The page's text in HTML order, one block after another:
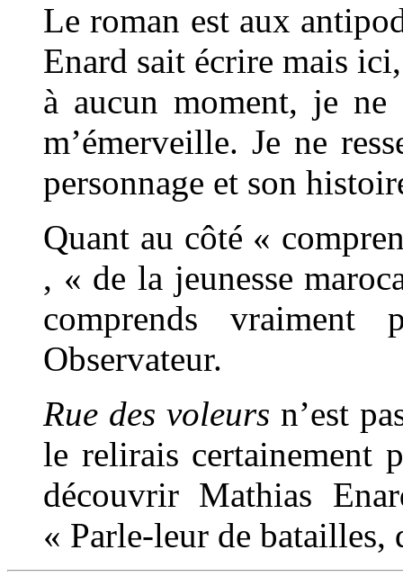
Le roman est aux
Enard sait écrire mais
à aucun moment, je ne
m’émerveille. Je ne
personnage et son
Quant au côté «
, « de la jeunesse
comprends
Observateur.
Rue des voleurs n’est
le relirais certainement
découvrir Mathias
« Parle-leur de batailles,